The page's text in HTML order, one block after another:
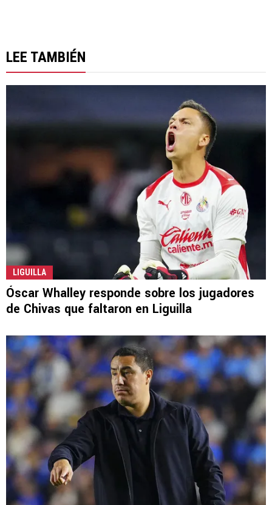
LEE TAMBIÉN
LIGUILLA
Óscar Whalley responde sobre los jugadores
de Chivas que faltaron en Liguilla